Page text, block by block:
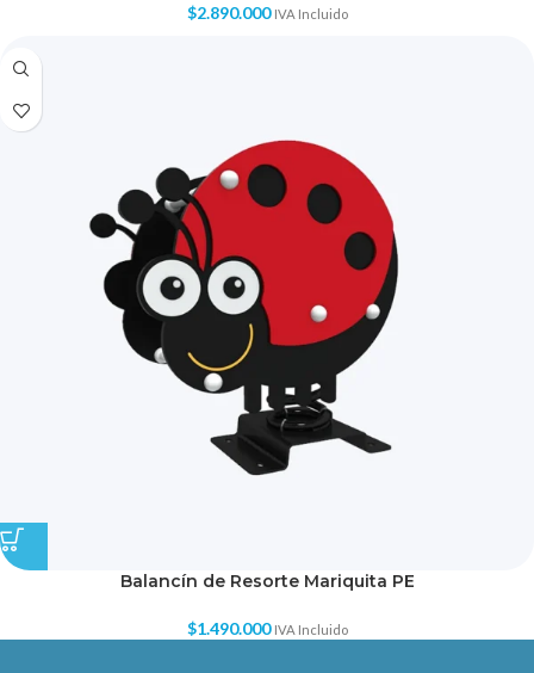
$2.890.000 IVA Incluido
Balancín de Resorte Mariquita PE
$1.490.000 IVA Incluido